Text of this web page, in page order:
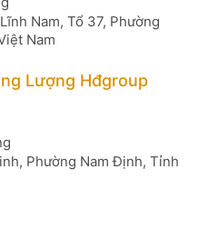
Nam, Tổ 37, Phường
Nam
Lượng Hđgroup
Phường Nam Định, Tỉnh